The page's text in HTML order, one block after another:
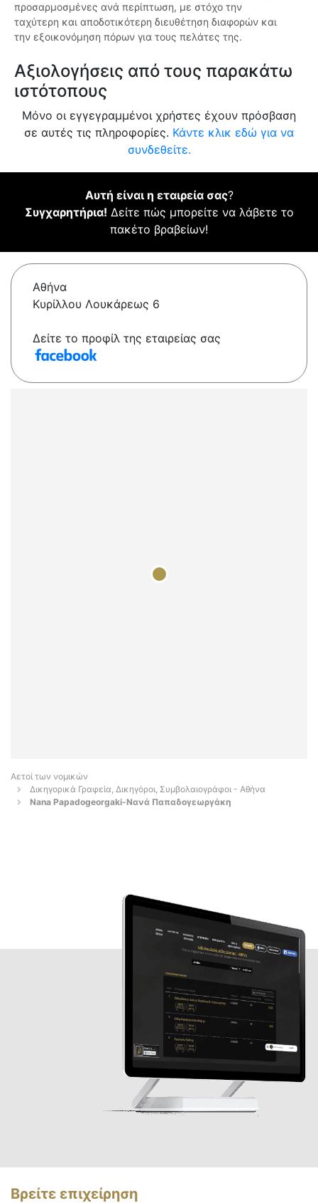
προσαρμοσμένες ανά περίπτωση, με στόχο την
ταχύτερη και αποδοτικότερη διευθέτηση διαφορών και
την εξοικονόμηση πόρων για τους πελάτες της.
Αξιολογήσεις από τους παρακάτω
ιστότοπους
Μόνο οι εγγεγραμμένοι χρήστες έχουν πρόσβαση
σε αυτές τις πληροφορίες. Κάντε κλικ εδώ για να
συνδεθείτε.
Αυτή είναι η εταιρεία σας?
Συγχαρητήρια! Δείτε πώς μπορείτε να λάβετε το
πακέτο βραβείων!
Αθήνα
Κυρίλλου Λουκάρεως 6
Δείτε το προφίλ της εταιρείας σας
Αετοί των νομικών
Δικηγορικά Γραφεία, Δικηγόροι, Συμβολαιογράφοι - Αθήνα
Nana Papadogeorgaki-Νανά Παπαδογεωργάκη
Βρείτε επιχείρηση